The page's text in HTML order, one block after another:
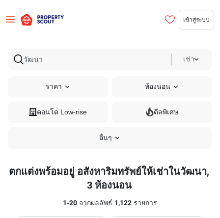
เข้าสู่ระบบ
เช่า
ราคา ห้องนอน
คอนโด Low-rise ดีลพิเศษ
อื่นๆ
ตกแต่งพร้อมอยู่ อสังหาริมทรัพย์ให้เช่าในวัฒนา,
3 ห้องนอน
1-20 จากผลลัพธ์ 1,122 รายการ